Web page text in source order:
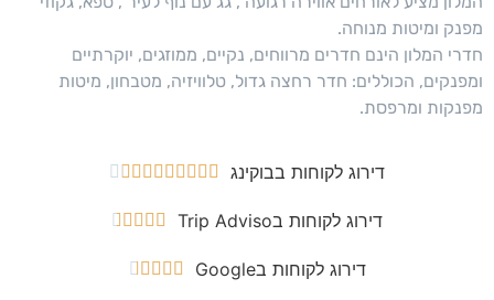
מפנק ומיטות מנוחה.
חדרי המלון הינם חדרים מרווחים, נקיים, ממוזגים, יוקרתיים
ומפנקים, הכוללים: חדר רחצה גדול, טלוויזיה, מטבחון, מיטות
מפנקות ומרפסת.
דירוג לקוחות בבוקינג 









דירוג לקוחות בTrip Adviso 




דירוג לקוחות בGoogle 



